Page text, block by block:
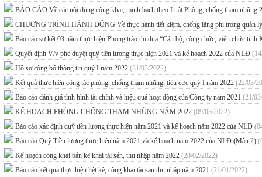
BÁO CÁO Về các nội dung công khai, minh bạch theo Luật Phòng, chống tham
CHƯƠNG TRÌNH HÀNH ĐỘNG Về thực hành tiết kiệm, chống lãng phí trong quản
Báo cáo sơ kết 03 năm thực hiện Phong trào thi đua “Cán bộ, công chức, viên chức
Quyết định V/v phê duyệt quỹ tiền lương thực hiện 2021 và kế hoạch 2022 của NLĐ
Hồ sơ công bố thông tin quý I năm 2022 (31/03/2022)
Kết quả thực hiện công tác phòng, chống tham nhũng, tiêu cực quý I năm 2022 (22/03/
Báo cáo đánh giá tình hình tài chính và hiệu quả hoạt động của Công ty năm 2021 (21/
KẾ HOẠCH PHÒNG CHỐNG THAM NHŨNG NĂM 2022 (09/03/2022)
Báo cáo xác định quỹ tiền lương thực hiện năm 2021 và kế hoạch năm 2022 của NLĐ
Báo cáo Quỹ Tiền lương thực hiện năm 2021 và kế hoạch năm 2022 của NLĐ (Mẫu 2)
Kế hoạch công khai bản kê khai tài sản, thu nhập năm 2022 (28/02/2022)
Báo cáo kết quả thực hiện liệt kê, công khai tài sản thu nhập năm 2021 (21/01/2022)